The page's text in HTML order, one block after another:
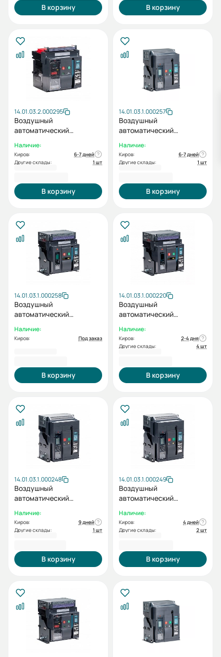
В корзину В корзину
14.01.03.2.000295
Воздушный
автоматический
3A M2C2S2 M 1000A
Наличие:
Киров:
6-7 дней
Другие склады:
1 шт
В корзину
14.01.03.1.000257
Воздушный
автоматический
3F M2C2S2 3H 630A
Наличие:
Киров:
6-7 дней
Другие склады:
1 шт
В корзину
14.01.03.1.000258
Воздушный
автоматический
3F M2C2S2 3H 800A 65 кА
Наличие:
Киров: Под заказ
В корзину
14.01.03.1.000220
Воздушный
автоматический
3F M0C0S0 2X 1000A
Наличие:
Киров:
2-4 дня
Другие склады:
4 шт
В корзину
14.01.03.1.000248
Воздушный
автоматический
3F M2C2S2 3H 1000A
Наличие:
Киров:
9 дней
Другие склады:
1 шт
В корзину
14.01.03.1.000249
Воздушный
автоматический
3F M2C2S2 3H 1250A
Наличие:
Киров:
4 дней
Другие склады:
2 шт
В корзину